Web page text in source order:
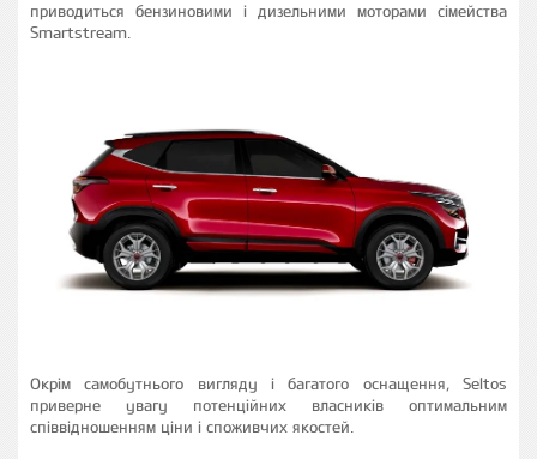
приводиться бензиновими і дизельними моторами сімейства
Smartstream.
Окрім самобутнього вигляду і багатого оснащення, Seltos
приверне увагу потенційних власників оптимальним
співвідношенням ціни і споживчих якостей.